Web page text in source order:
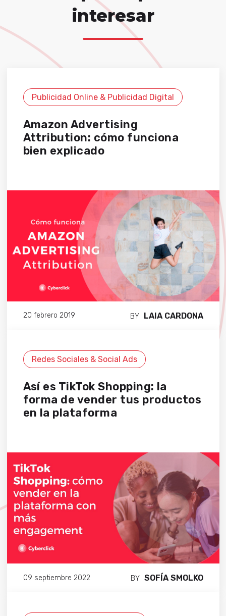
interesar
Publicidad Online & Publicidad Digital
Amazon Advertising
Attribution: cómo funciona
bien explicado
20 febrero 2019 BY LAIA CARDONA
Redes Sociales & Social Ads
Así es TikTok Shopping: la
forma de vender tus productos
en la plataforma
09 septiembre 2022 BY SOFÍA SMOLKO